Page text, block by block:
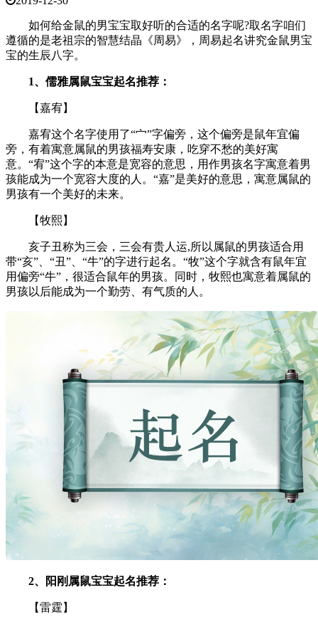
如何给金鼠的男宝宝取好听的合适的名字呢?取名字咱们
遵循的是老祖宗的智慧结晶《周易》，周易起名讲究金鼠男宝
宝的生辰八字。
1、儒雅属鼠宝宝起名推荐：
【嘉宥】
嘉宥这个名字使用了“宀”字偏旁，这个偏旁是鼠年宜偏
旁，有着寓意属鼠的男孩福寿安康，吃穿不愁的美好寓
意。“宥”这个字的本意是宽容的意思，用作男孩名字寓意着男
孩能成为一个宽容大度的人。“嘉”是美好的意思，寓意属鼠的
男孩有一个美好的未来。
【牧熙】
亥子丑称为三会，三会有贵人运,所以属鼠的男孩适合用
带“亥”、“丑”、“牛”的字进行起名。“牧”这个字就含有鼠年宜
用偏旁“牛”，很适合鼠年的男孩。同时，牧熙也寓意着属鼠的
男孩以后能成为一个勤劳、有气质的人。
2、阳刚属鼠宝宝起名推荐：
【雷霆】